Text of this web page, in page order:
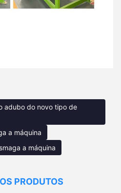
adubo do novo tipo de
a máquina
a máquina
PRODUTOS